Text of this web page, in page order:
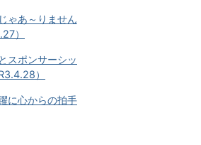
ゃあ～りません
）
スポンサーシッ
）
に心からの拍手